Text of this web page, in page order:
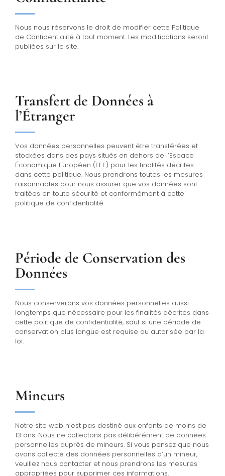
Nous nous réservons le droit de modifier cette Politique
de Confidentialité à tout moment. Les modifications seront
publiées sur le site.
Transfert de Données à
l’Étranger
Vos données personnelles peuvent être transférées et
stockées dans des pays situés en dehors de l’Espace
Économique Européen (EEE) pour les finalités décrites
dans cette politique. Nous prendrons toutes les mesures
raisonnables pour nous assurer que vos données sont
traitées en toute sécurité et conformément à cette
politique de confidentialité.
Période de Conservation des
Données
Nous conserverons vos données personnelles aussi
longtemps que nécessaire pour les finalités décrites dans
cette politique de confidentialité, sauf si une période de
conservation plus longue est requise ou autorisée par la
loi.
Mineurs
Notre site web n’est pas destiné aux enfants de moins de
13 ans. Nous ne collectons pas délibérément de données
personnelles auprès de mineurs. Si vous pensez que nous
avons collecté des données personnelles d’un mineur,
veuillez nous contacter et nous prendrons les mesures
appropriées pour supprimer ces informations.